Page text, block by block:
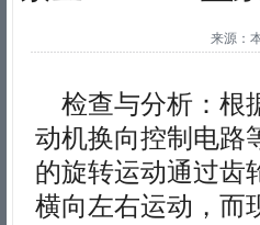
来源：
检查与分析：根
动机换向控制电路
的旋转运动通过齿
横向左右运动，而